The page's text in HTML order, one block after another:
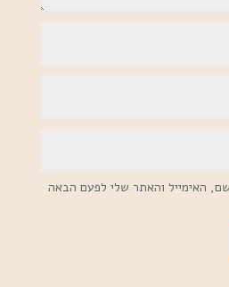
האימייל והאתר שלי לפעם הבאה